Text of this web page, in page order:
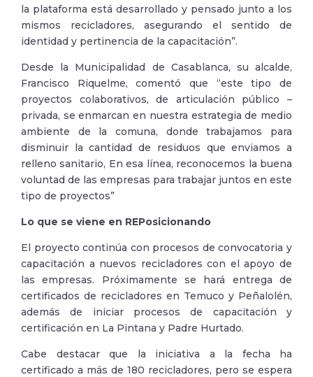
la plataforma está desarrollado y pensado junto a los
mismos recicladores, asegurando el sentido de
identidad y pertinencia de la capacitación”.
Desde la Municipalidad de Casablanca, su alcalde,
Francisco Riquelme, comentó que “este tipo de
proyectos colaborativos, de articulación público –
privada, se enmarcan en nuestra estrategia de medio
ambiente de la comuna, donde trabajamos para
disminuir la cantidad de residuos que enviamos a
relleno sanitario, En esa línea, reconocemos la buena
voluntad de las empresas para trabajar juntos en este
tipo de proyectos”
Lo que se viene en REPosicionando
El proyecto continúa con procesos de convocatoria y
capacitación a nuevos recicladores con el apoyo de
las empresas. Próximamente se hará entrega de
certificados de recicladores en Temuco y Peñalolén,
además de iniciar procesos de capacitación y
certificación en La Pintana y Padre Hurtado.
Cabe destacar que la iniciativa a la fecha ha
certificado a más de 180 recicladores, pero se espera